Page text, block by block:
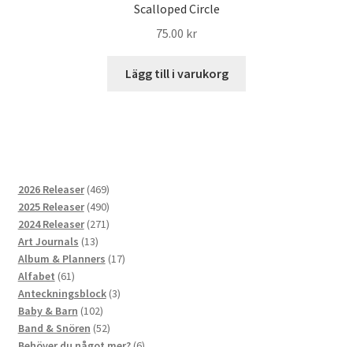
Scalloped Circle
75.00 kr
Lägg till i varukorg
2026 Releaser 469469
produkter
2025 Releaser 490490
produkter
2024 Releaser 271271
Art Journals 1313
produkter
Album & Planners 1717
Alfabet 6161
produkter
Anteckningsblock 33
Baby & Barn 102102
produkter
Band & Snören 5252